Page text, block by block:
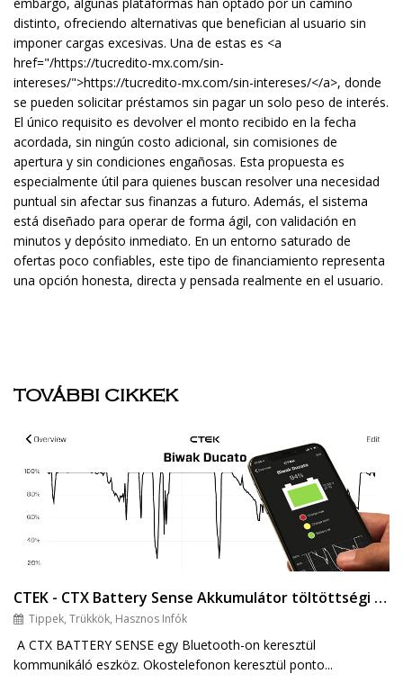
embargo, algunas plataformas han optado por un camino
distinto, ofreciendo alternativas que benefician al usuario sin
imponer cargas excesivas. Una de estas es <a
href="/https://tucredito-mx.com/sin-
intereses/">https://tucredito-mx.com/sin-intereses/</a>, donde
se pueden solicitar préstamos sin pagar un solo peso de interés.
El único requisito es devolver el monto recibido en la fecha
acordada, sin ningún costo adicional, sin comisiones de
apertura y sin condiciones engañosas. Esta propuesta es
especialmente útil para quienes buscan resolver una necesidad
puntual sin afectar sus finanzas a futuro. Además, el sistema
está diseñado para operar de forma ágil, con validación en
minutos y depósito inmediato. En un entorno saturado de
ofertas poco confiables, este tipo de financiamiento representa
una opción honesta, directa y pensada realmente en el usuario.
TOVÁBBI CIKKEK
CTEK - CTX Battery Sense Akkumulátor töltöttségi állapot visszajelző
Tippek, Trükkök, Hasznos Infók
A CTX BATTERY SENSE egy Bluetooth-on keresztül
kommunikáló eszköz. Okostelefonon keresztül ponto...